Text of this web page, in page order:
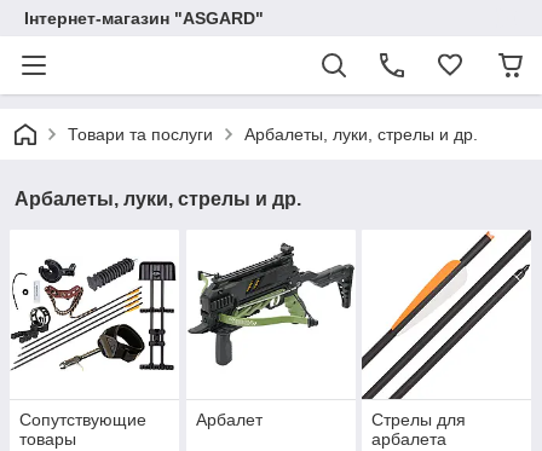
Інтернет-магазин "ASGARD"
Товари та послуги Арбалеты, луки, стрелы и др.
Арбалеты, луки, стрелы и др.
Сопутствующие
товары
Арбалет
Стрелы для
арбалета